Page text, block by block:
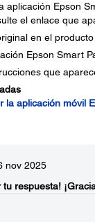
aplicación Epson
el enlace que
en el
Epson Smart
que
la aplicación móvil
nov 2025
tu respuesta!